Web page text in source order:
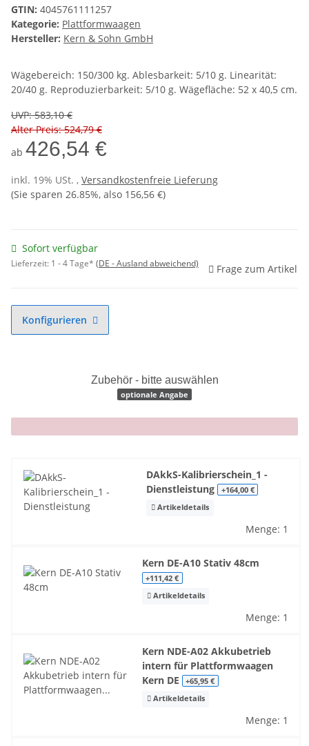
GTIN: 4045761111257
Kategorie: Plattformwaagen
Hersteller: Kern & Sohn GmbH
Wägebereich: 150/300 kg. Ablesbarkeit: 5/10 g. Linearität:
20/40 g. Reproduzierbarkeit: 5/10 g. Wägefläche: 52 x 40,5 cm.
UVP:583,10 €
Alter Preis: 524,79 €
ab 426,54 €
inkl. 19% USt. , Versandkostenfreie Lieferung
(Sie sparen 26.85%, also 156,56 €)
Sofort verfügbar
Lieferzeit: 1 - 4 Tage* (DE - Ausland abweichend) Frage zum Artikel
Konfigurieren
Zubehör - bitte auswählen
optionale Angabe
x
DAkkS-Kalibrierschein_1 -
Dienstleistung +164,00 €
Artikeldetails
Menge: 1
Kern DE-A10 Stativ 48cm
+111,42 €
Artikeldetails
Menge: 1
Kern NDE-A02 Akkubetrieb
intern für Plattformwaagen
Kern DE +65,95 €
Artikeldetails
Menge: 1